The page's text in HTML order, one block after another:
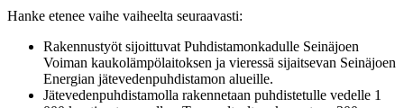
Hanke etenee vaihe vaiheelta seuraavasti:
Rakennustyöt sijoittuvat Puhdistamonkadulle Seinäjoen
Voiman kaukolämpölaitoksen ja vieressä sijaitsevan Seinäjoen
Energian jätevedenpuhdistamon alueille.
Jätevedenpuhdistamolla rakennetaan puhdistetulle vedelle 1